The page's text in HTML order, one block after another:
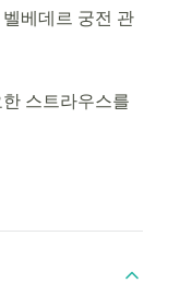
베데르 궁전 관
스트라우스를